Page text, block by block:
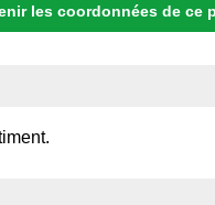
les coordonnées de ce